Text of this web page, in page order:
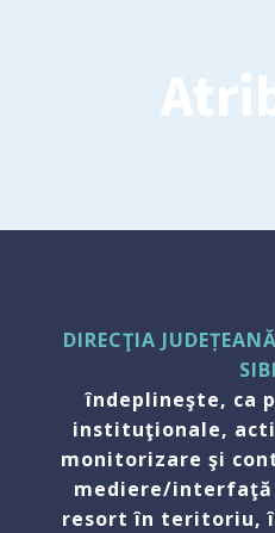
DIRECŢIA
îndeplineşte, ca
instituţionale,
monitorizare şi
mediere/interfaţă
resort în teritoriu,